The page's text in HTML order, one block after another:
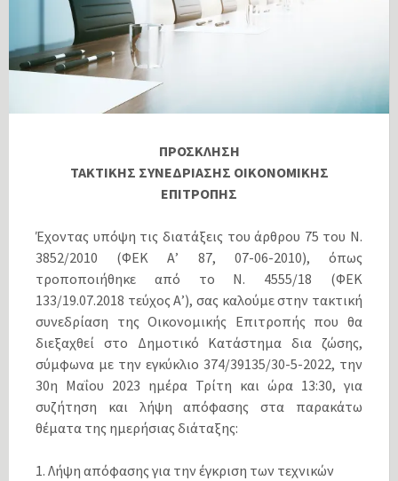
ΠΡΟΣΚΛΗΣΗ
ΤΑΚΤΙΚΗΣ ΣΥΝΕΔΡΙΑΣΗΣ ΟΙΚΟΝΟΜΙΚΗΣ
ΕΠΙΤΡΟΠΗΣ
Έχοντας υπόψη τις διατάξεις του άρθρου 75 του Ν.
3852/2010 (ΦΕΚ Α’ 87, 07-06-2010), όπως
τροποποιήθηκε από το N. 4555/18 (ΦΕΚ
133/19.07.2018 τεύχος Α’), σας καλούμε στην τακτική
συνεδρίαση της Οικονομικής Επιτροπής που θα
διεξαχθεί στο Δημοτικό Κατάστημα δια ζώσης,
σύμφωνα με την εγκύκλιο 374/39135/30-5-2022, την
30η Mαΐου 2023 ημέρα Τρίτη και ώρα 13:30, για
συζήτηση και λήψη απόφασης στα παρακάτω
θέματα της ημερήσιας διάταξης:
1. Λήψη απόφασης για την έγκριση των τεχνικών